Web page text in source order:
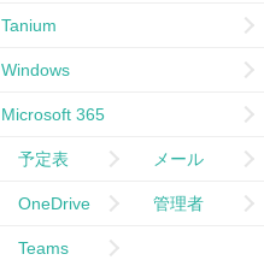
Tanium
Windows
Microsoft 365
予定表 メール
OneDrive 管理者
Teams